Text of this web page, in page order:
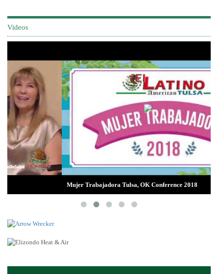
Videos
Mujer Trabajadora Tulsa, OK Conference 2018